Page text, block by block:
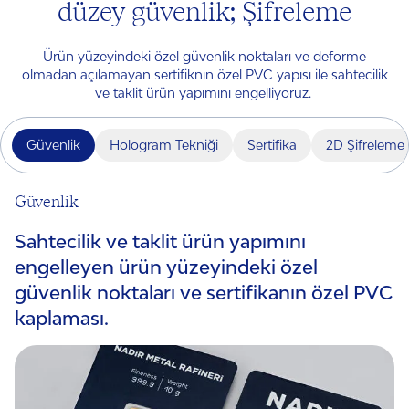
düzey güvenlik; Şifreleme
Ürün yüzeyindeki özel güvenlik noktaları ve deforme
olmadan açılamayan sertifiknın özel PVC yapısı ile sahtecilik
ve taklit ürün yapımını engelliyoruz.
Güvenlik Hologram Tekniği Sertifika 2D Şifreleme
Güvenlik
Sahtecilik ve taklit ürün yapımını
engelleyen ürün yüzeyindeki özel
güvenlik noktaları ve sertifikanın özel PVC
kaplaması.